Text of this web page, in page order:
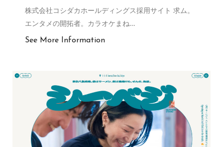
株式会社コシダカホールディングス採用サイト 求ム。
エンタメの開拓者。カラオケまね…
See More Information